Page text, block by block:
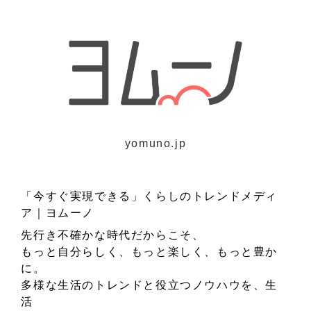
yomuno.jp
「今すぐ実現できる」くらしのトレンドメディ
ア｜ヨムーノ
先行き不確かな時代だからこそ、
もっと自分らしく、もっと楽しく、もっと豊か
に。
多様な生活のトレンドと役立つノウハウを、生
活